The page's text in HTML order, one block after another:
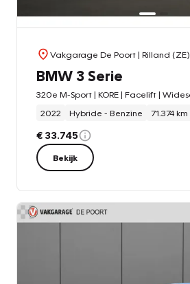
Vakgarage De Poort| Rilland (ZE)
BMW 3 Serie
2022
Hybride - Benzine 71.374 km
€ 33.745
Bekijk